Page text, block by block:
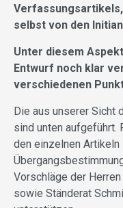
selbst von den
Unter diesem
Entwurf noch klar
verschiedenen
Die aus unserer Sicht
sind unten aufgeführt.
den einzelnen
Vorschläge der
sowie Ständerat